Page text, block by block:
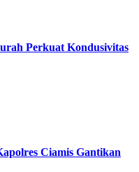
Perkuat Kondusivitas
Ciamis Gantikan